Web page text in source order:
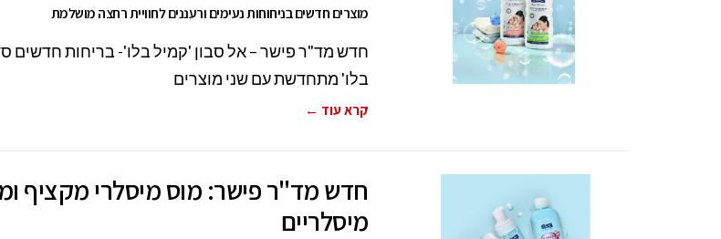
מוצרים חדשים בניחוחות נעימים ורעננים לחוויית רחצה מושלמת
חדש מד"ר פישר – אל סבון 'קמיל בלו'- בריחות חדשים
בלו' מתחדשת עם שני מוצרים
קרא עוד ←
חדש מד"ר פישר: מוס מיסלרי מקציף
מיסלריים